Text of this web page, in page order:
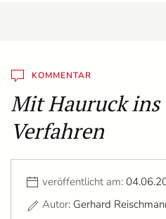
KOMMENTAR
Mit Hauruck
Verfahren
veröffentlicht am:
Autor: Gerhard